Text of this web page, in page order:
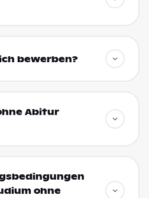
bewerben?
Abitur
ohne